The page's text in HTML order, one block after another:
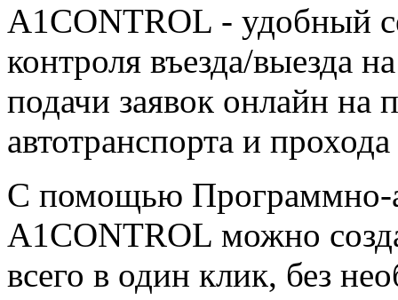
A1CONTROL - удобный
контроля въезда/выезда
подачи заявок онлайн на
автотранспорта и
С помощью Программно-
A1CONTROL можно
всего в один клик, без